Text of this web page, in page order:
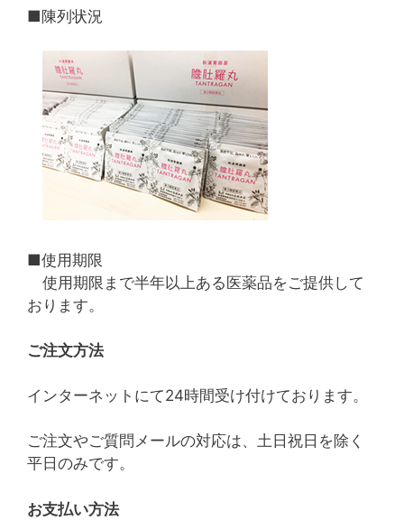
■陳列状況
■使用期限
使用期限まで半年以上ある医薬品をご提供して
おります。
ご注文方法
インターネットにて24時間受け付けております。
ご注文やご質問メールの対応は、土日祝日を除く
平日のみです。
お支払い方法